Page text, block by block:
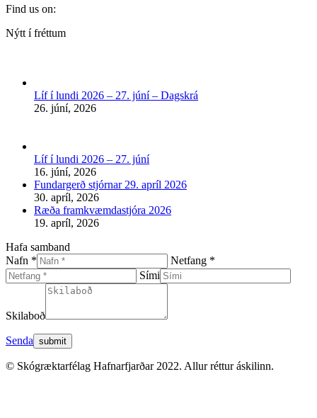
Find us on:
Facebook
new
window
Nýtt í fréttum
Líf í lundi 2026 – 27. júní – Dagskrá
26. júní, 2026
Líf í lundi 2026 – 27. júní
16. júní, 2026
Fundargerð stjórnar 29. apríl 2026
30. apríl, 2026
Ræða framkvæmdastjóra 2026
19. apríl, 2026
Hafa samband
Nafn *
Netfang *
Sími
Skilaboð
Senda
© Skógræktarfélag Hafnarfjarðar 2022. Allur réttur áskilinn.